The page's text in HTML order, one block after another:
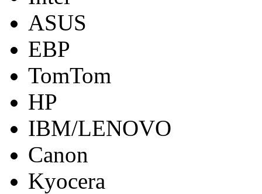
ASUS
EBP
TomTom
HP
IBM/LENOVO
Canon
Kyocera